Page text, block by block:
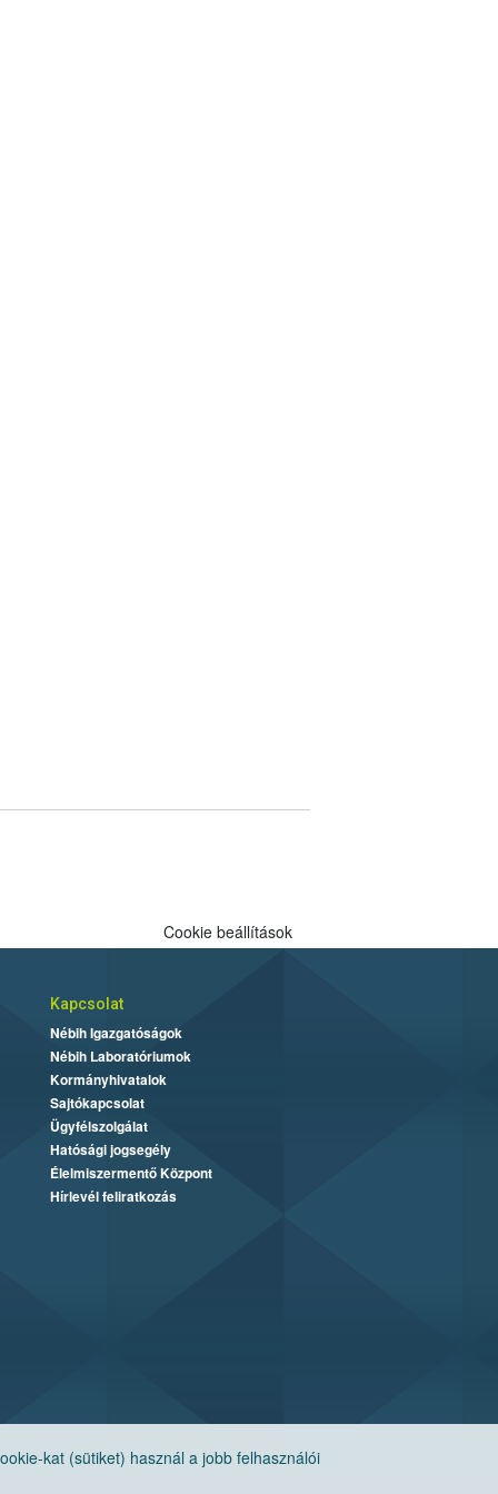
kat (sütiket) használ a jobb felhasználói
Cookie beállítások
Kapcsolat
Nébih Igazgatóságok
Nébih Laboratóriumok
Kormányhivatalok
Sajtókapcsolat
Ügyfélszolgálat
Hatósági jogsegély
Élelmiszermentő Központ
Hírlevél feliratkozás